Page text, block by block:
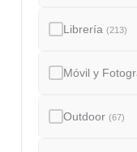
Librería(213)
Móvil y
Outdoor(67)